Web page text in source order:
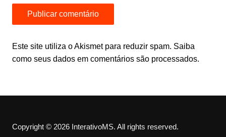
Este site utiliza o Akismet para reduzir spam. Saiba
como seus dados em comentários são processados.
Copyright © 2026 InterativoMS. All rights reserved.